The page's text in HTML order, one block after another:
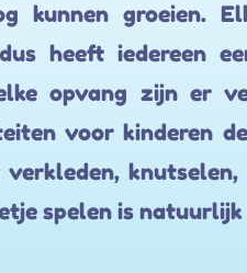
kunnen groeien.
heeft iedereen
opvang zijn er
voor kinderen
verkleden,
spelen is natuurlijk